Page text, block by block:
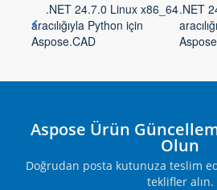
.NET 24.7.0 Linux x86_64
aracılığıyla Python için
Aspose.CAD
.NET
Aspose Ürün
Olun
Doğrudan posta kutunuza teslim
teklifler alın.